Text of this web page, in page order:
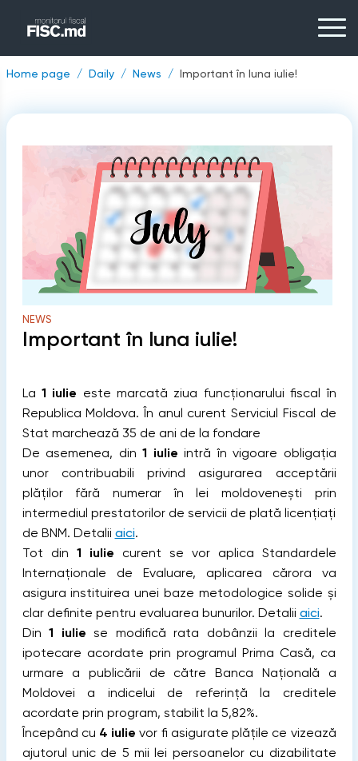
Home page Daily News Important în luna iulie!
NEWS
Important în luna iulie!
La 1 iulie este marcată ziua funcționarului fiscal în
Republica Moldova. În anul curent Serviciul Fiscal de
Stat marchează 35 de ani de la fondare
De asemenea, din 1 iulie intră în vigoare obligația
unor contribuabili privind asigurarea acceptării
plăților fără numerar în lei moldovenești prin
intermediul prestatorilor de servicii de plată licențiați
de BNM. Detalii aici.
Tot din 1 iulie curent se vor aplica Standardele
Internaționale de Evaluare, aplicarea cărora va
asigura instituirea unei baze metodologice solide și
clar definite pentru evaluarea bunurilor. Detalii aici.
Din 1 iulie se modifică rata dobânzii la creditele
ipotecare acordate prin programul Prima Casă, ca
urmare a publicării de către Banca Națională a
Moldovei a indicelui de referință la creditele
acordate prin program, stabilit la 5,82%.
Începând cu 4 iulie vor fi asigurate plățile ce vizează
ajutorul unic de 5 mii lei persoanelor cu dizabilitate